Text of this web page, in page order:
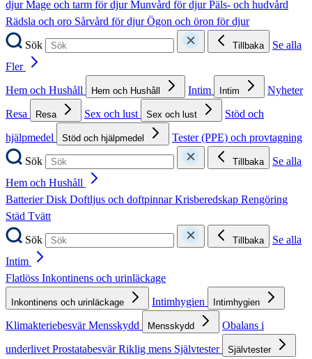
djurMage och tarm för djurMunvård för djurPäls- och hudvård
Rädsla och oro Sårvård för djurÖgon och öron för djur
Sök
Tillbaka
Se alla
Fler
Hem och Hushåll
Hem och Hushåll Intim Intim
Nyheter
Resa
Resa Sex och lust Sex och lust
Stöd och
hjälpmedel
Stöd och hjälpmedel
Tester (PPE) och provtagning
Sök
Tillbaka
Se alla
Hem och Hushåll
BatterierDisk Doftljus och doftpinnarKrisberedskap Rengöring
Städ Tvätt
Sök
Tillbaka
Se alla
Intim
Flatlöss Inkontinens och urinläckage
Inkontinens och urinläckage Intimhygien Intimhygien
KlimakteriebesvärMensskydd Mensskydd
Obalans i
underlivetProstatabesvärRiklig mens Självtester Självtester